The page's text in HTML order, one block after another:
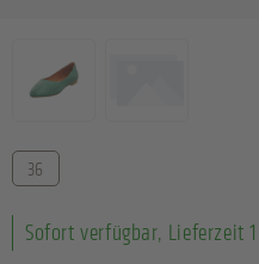
Sofort verfügbar, Lieferzeit
Größe
36